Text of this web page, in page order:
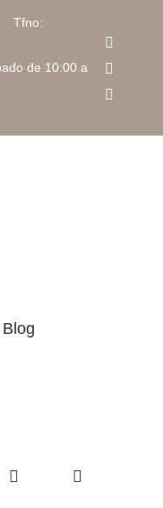
Tfno:
de 10:00 a
Blog